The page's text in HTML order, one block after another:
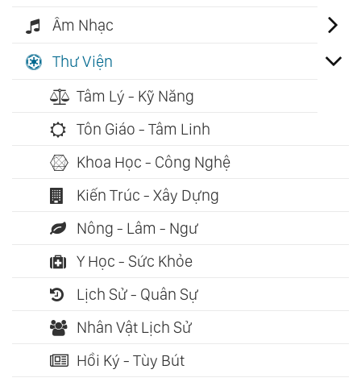
Âm Nhạc
Thư Viện
Tâm Lý - Kỹ Năng
Tôn Giáo - Tâm Linh
Khoa Học - Công Nghệ
Kiến Trúc - Xây Dựng
Nông - Lâm - Ngư
Y Học - Sức Khỏe
Lịch Sử - Quân Sự
Nhân Vật Lịch Sử
Hồi Ký - Tùy Bút